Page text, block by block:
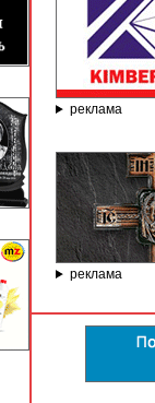
реклама
реклама